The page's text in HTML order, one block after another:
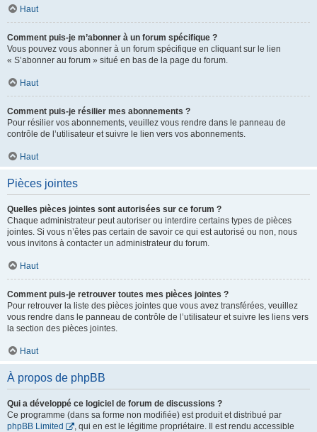
Haut
Comment puis-je m’abonner à un forum spécifique ?
Vous pouvez vous abonner à un forum spécifique en cliquant sur le lien
« S’abonner au forum » situé en bas de la page du forum.
Haut
Comment puis-je résilier mes abonnements ?
Pour résilier vos abonnements, veuillez vous rendre dans le panneau de
contrôle de l’utilisateur et suivre le lien vers vos abonnements.
Haut
Pièces jointes
Quelles pièces jointes sont autorisées sur ce forum ?
Chaque administrateur peut autoriser ou interdire certains types de pièces
jointes. Si vous n’êtes pas certain de savoir ce qui est autorisé ou non, nous
vous invitons à contacter un administrateur du forum.
Haut
Comment puis-je retrouver toutes mes pièces jointes ?
Pour retrouver la liste des pièces jointes que vous avez transférées, veuillez
vous rendre dans le panneau de contrôle de l’utilisateur et suivre les liens vers
la section des pièces jointes.
Haut
À propos de phpBB
Qui a développé ce logiciel de forum de discussions ?
Ce programme (dans sa forme non modifiée) est produit et distribué par
phpBB Limited
, qui en est le légitime propriétaire. Il est rendu accessible